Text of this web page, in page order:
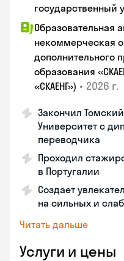
государственный
Образовательная
некоммерческая
дополнительного
образования
«СКАЕНГ») • 2026 г.
Закончил
Университет с
переводчика
Проходил
в Португалии
Создает
на сильных и
Читать дальше
Услуги и цены